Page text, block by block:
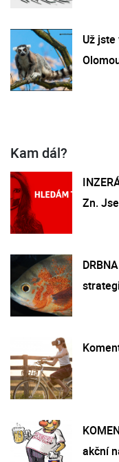
Už
Kam dál?
Zn.
akční